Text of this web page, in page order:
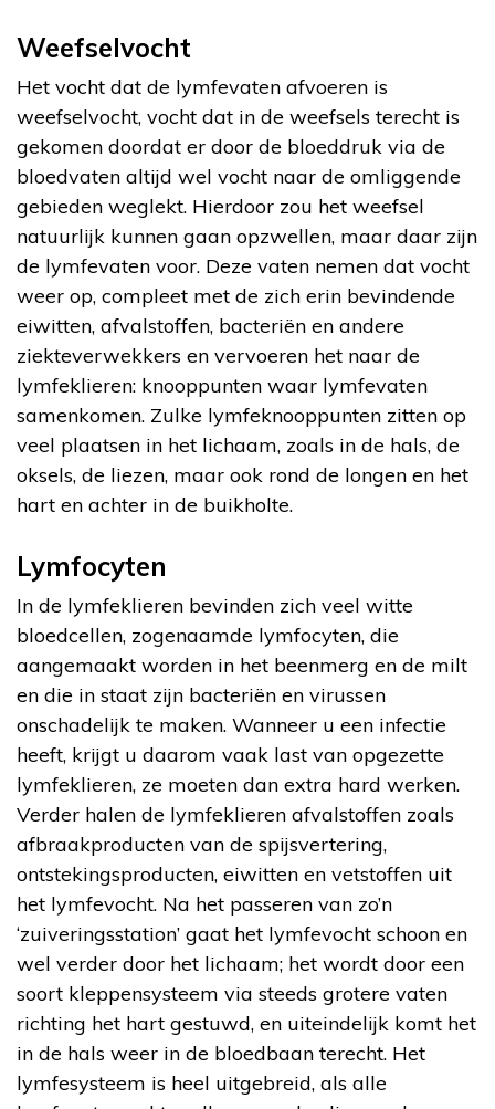
Weefselvocht
Het vocht dat de lymfevaten afvoeren is
weefselvocht, vocht dat in de weefsels terecht is
gekomen doordat er door de bloeddruk via de
bloedvaten altijd wel vocht naar de omliggende
gebieden weglekt. Hierdoor zou het weefsel
natuurlijk kunnen gaan opzwellen, maar daar zijn
de lymfevaten voor. Deze vaten nemen dat vocht
weer op, compleet met de zich erin bevindende
eiwitten, afvalstoffen, bacteriën en andere
ziekteverwekkers en vervoeren het naar de
lymfeklieren: knooppunten waar lymfevaten
samenkomen. Zulke lymfeknooppunten zitten op
veel plaatsen in het lichaam, zoals in de hals, de
oksels, de liezen, maar ook rond de longen en het
hart en achter in de buikholte.
Lymfocyten
In de lymfeklieren bevinden zich veel witte
bloedcellen, zogenaamde lymfocyten, die
aangemaakt worden in het beenmerg en de milt
en die in staat zijn bacteriën en virussen
onschadelijk te maken. Wanneer u een infectie
heeft, krijgt u daarom vaak last van opgezette
lymfeklieren, ze moeten dan extra hard werken.
Verder halen de lymfeklieren afvalstoffen zoals
afbraakproducten van de spijsvertering,
ontstekingsproducten, eiwitten en vetstoffen uit
het lymfevocht. Na het passeren van zo’n
‘zuiveringsstation’ gaat het lymfevocht schoon en
wel verder door het lichaam; het wordt door een
soort kleppensysteem via steeds grotere vaten
richting het hart gestuwd, en uiteindelijk komt het
in de hals weer in de bloedbaan terecht. Het
lymfesysteem is heel uitgebreid, als alle